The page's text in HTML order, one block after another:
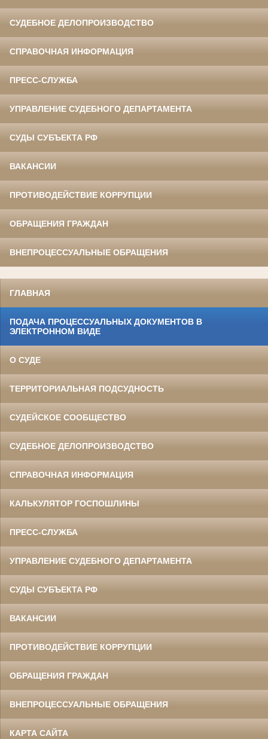
СУДЕБНОЕ ДЕЛОПРОИЗВОДСТВО
СПРАВОЧНАЯ ИНФОРМАЦИЯ
ПРЕСС-СЛУЖБА
УПРАВЛЕНИЕ СУДЕБНОГО ДЕПАРТАМЕНТА
СУДЫ СУБЪЕКТА РФ
ВАКАНСИИ
ПРОТИВОДЕЙСТВИЕ КОРРУПЦИИ
ОБРАЩЕНИЯ ГРАЖДАН
ВНЕПРОЦЕССУАЛЬНЫЕ ОБРАЩЕНИЯ
ГЛАВНАЯ
ПОДАЧА ПРОЦЕССУАЛЬНЫХ ДОКУМЕНТОВ В
ЭЛЕКТРОННОМ ВИДЕ
О СУДЕ
ТЕРРИТОРИАЛЬНАЯ ПОДСУДНОСТЬ
СУДЕЙСКОЕ СООБЩЕСТВО
СУДЕБНОЕ ДЕЛОПРОИЗВОДСТВО
СПРАВОЧНАЯ ИНФОРМАЦИЯ
КАЛЬКУЛЯТОР ГОСПОШЛИНЫ
ПРЕСС-СЛУЖБА
УПРАВЛЕНИЕ СУДЕБНОГО ДЕПАРТАМЕНТА
СУДЫ СУБЪЕКТА РФ
ВАКАНСИИ
ПРОТИВОДЕЙСТВИЕ КОРРУПЦИИ
ОБРАЩЕНИЯ ГРАЖДАН
ВНЕПРОЦЕССУАЛЬНЫЕ ОБРАЩЕНИЯ
КАРТА САЙТА